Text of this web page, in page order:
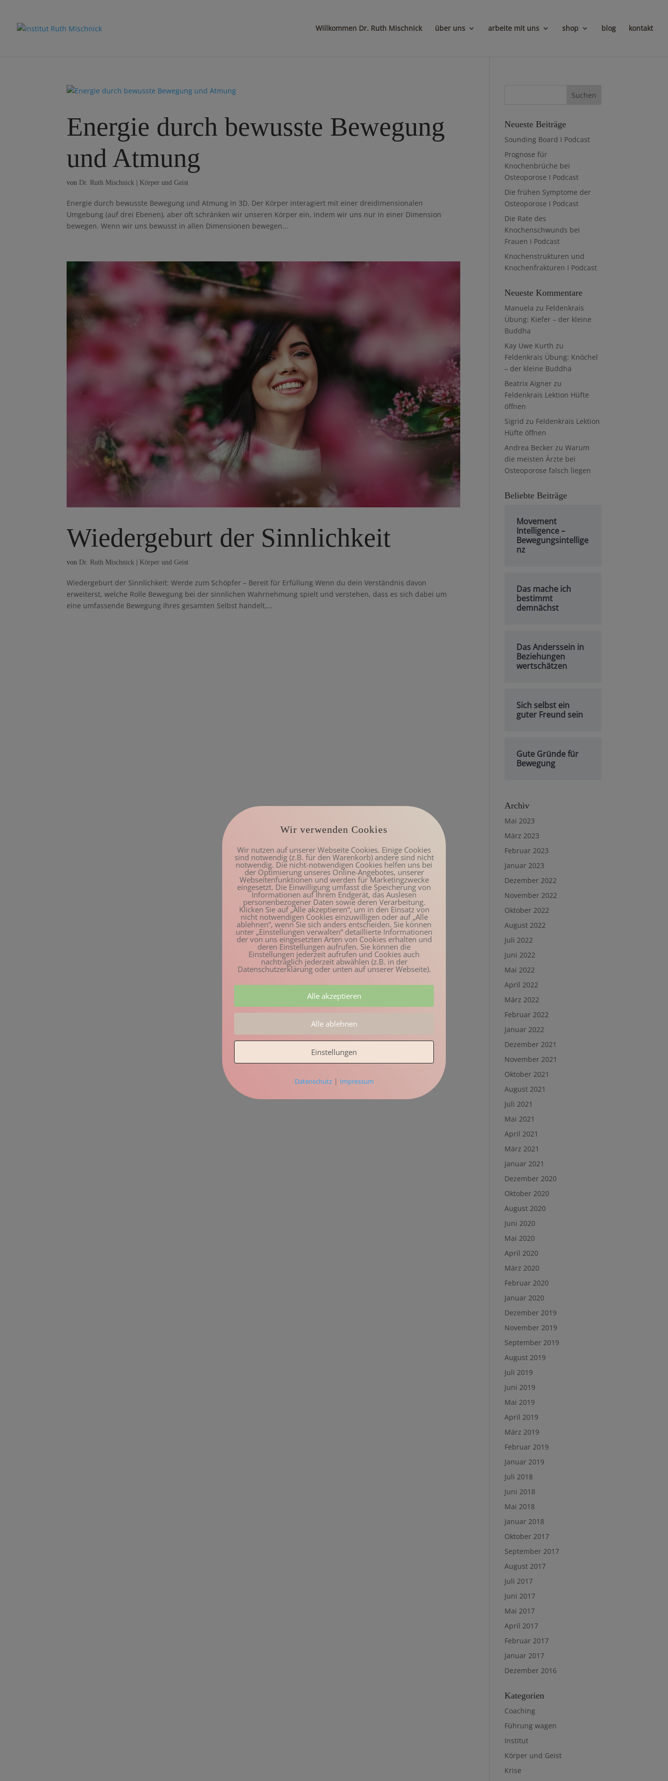
Willkommen Dr. Ruth Mischnick über uns arbeite mit uns shop blog kontakt
Energie durch bewusste Bewegung
und Atmung
von Dr. Ruth Mischnick Körper und Geist
Energie durch bewusste Bewegung und Atmung in 3D. Der Körper interagiert mit einer dreidimensionalen
Umgebung (auf drei Ebenen), aber oft schränken wir unseren Körper ein, indem wir uns nur in einer Dimension
bewegen. Wenn wir uns bewusst in allen Dimensionen bewegen...
Wiedergeburt der Sinnlichkeit
von Dr. Ruth Mischnick Körper und Geist
Wiedergeburt der Sinnlichkeit: Werde zum Schöpfer – Bereit für Erfüllung Wenn du dein Verständnis davon
erweiterst, welche Rolle Bewegung bei der sinnlichen Wahrnehmung spielt und verstehen, dass es sich dabei um
eine umfassende Bewegung Ihres gesamten Selbst handelt,...
Neueste Beiträge
Sounding Board I Podcast
Prognose für
Knochenbrüche bei
Osteoporose I Podcast
Die frühen Symptome der
Osteoporose I Podcast
Die Rate des
Knochenschwunds bei
Frauen I Podcast
Knochenstrukturen und
Knochenfrakturen I Podcast
Neueste Kommentare
Manuela zu Feldenkrais
Übung: Kiefer – der kleine
Buddha
Kay Uwe Kurth zu
Feldenkrais Übung: Knöchel
– der kleine Buddha
Beatrix Aigner zu
Feldenkrais Lektion Hüfte
öffnen
Sigrid zu Feldenkrais Lektion
Hüfte öffnen
Andrea Becker zuWarum
die meisten Ärzte bei
Osteoporose falsch liegen
Beliebte Beiträge
Movement
Intelligence –
Bewegungsintellige
nz
Das mache ich
bestimmt
demnächst
Das Anderssein in
Beziehungen
wertschätzen
Sich selbst ein
guter Freund sein
Gute Gründe für
Bewegung
Archiv
Mai 2023
März 2023
Februar 2023
Januar 2023
Dezember 2022
November 2022
Oktober 2022
August 2022
Juli 2022
Juni 2022
Mai 2022
April 2022
März 2022
Februar 2022
Januar 2022
Dezember 2021
November 2021
Oktober 2021
August 2021
Juli 2021
Mai 2021
April 2021
März 2021
Januar 2021
Dezember 2020
Oktober 2020
August 2020
Juni 2020
Mai 2020
April 2020
März 2020
Februar 2020
Januar 2020
Dezember 2019
November 2019
September 2019
August 2019
Juli 2019
Juni 2019
Mai 2019
April 2019
März 2019
Februar 2019
Januar 2019
Juli 2018
Juni 2018
Mai 2018
Januar 2018
Oktober 2017
September 2017
August 2017
Juli 2017
Juni 2017
Mai 2017
April 2017
Februar 2017
Januar 2017
Dezember 2016
Kategorien
Coaching
Führung wagen
Institut
Körper und Geist
Krise
Wir verwenden Cookies
Wir nutzen auf unserer Webseite Cookies. Einige Cookies
sind notwendig (z.B. für den Warenkorb) andere sind nicht
notwendig. Die nicht-notwendigen Cookies helfen uns bei
der Optimierung unseres Online-Angebotes, unserer
Webseitenfunktionen und werden für Marketingzwecke
eingesetzt. Die Einwilligung umfasst die Speicherung von
Informationen auf Ihrem Endgerät, das Auslesen
personenbezogener Daten sowie deren Verarbeitung.
Klicken Sie auf „Alle akzeptieren“, um in den Einsatz von
nicht notwendigen Cookies einzuwilligen oder auf „Alle
ablehnen“, wenn Sie sich anders entscheiden. Sie können
unter „Einstellungen verwalten“ detaillierte Informationen
der von uns eingesetzten Arten von Cookies erhalten und
deren Einstellungen aufrufen. Sie können die
Einstellungen jederzeit aufrufen und Cookies auch
nachträglich jederzeit abwählen (z.B. in der
Datenschutzerklärung oder unten auf unserer Webseite).
Alle akzeptieren
Alle ablehnen
Einstellungen
Datenschutz| Impressum